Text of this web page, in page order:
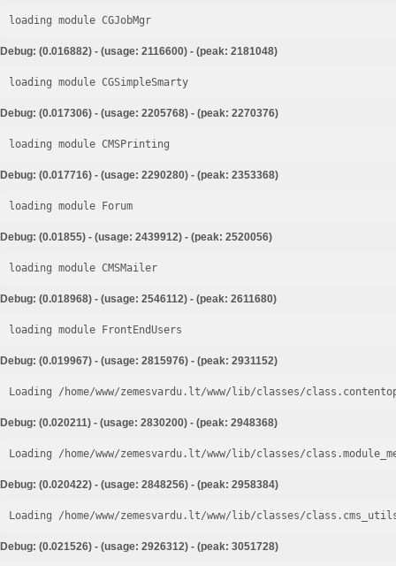
loading module CGJobMgr
Debug: (0.016882) - (usage: 2116600) - (peak: 2181048)
loading module CGSimpleSmarty
Debug: (0.017306) - (usage: 2205768) - (peak: 2270376)
loading module CMSPrinting
Debug: (0.017716) - (usage: 2290280) - (peak: 2353368)
loading module Forum
Debug: (0.01855) - (usage: 2439912) - (peak: 2520056)
loading module CMSMailer
Debug: (0.018968) - (usage: 2546112) - (peak: 2611680)
loading module FrontEndUsers
Debug: (0.019967) - (usage: 2815976) - (peak: 2931152)
Loading /home/www/zemesvardu.lt/www/lib/classes/
Debug: (0.020211) - (usage: 2830200) - (peak: 2948368)
Loading /home/www/zemesvardu.lt/www/lib/classes/
Debug: (0.020422) - (usage: 2848256) - (peak: 2958384)
Loading /home/www/zemesvardu.lt/www/lib/classes/
Debug: (0.021526) - (usage: 2926312) - (peak: 3051728)